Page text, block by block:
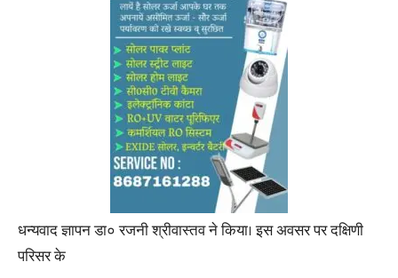
धन्यवाद ज्ञापन डा० रजनी श्रीवास्तव ने किया। इस अवसर पर दक्षिणी
परिसर के